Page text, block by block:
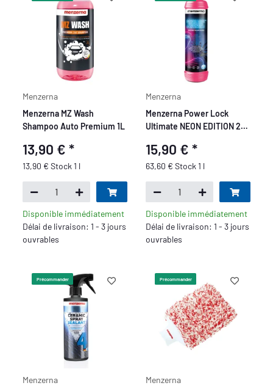
Menzerna
Menzerna MZ Wash
Shampoo Auto Premium 1L
13,90 €*
13,90 € Stock 1 l
Disponible immédiatement
Délai de livraison: 1 - 3 jours
ouvrables
Menzerna
Menzerna Power Lock
Ultimate NEON EDITION 250
15,90 € *
63,60 € Stock 1 l
Disponible immédiatement
Délai de livraison: 1 - 3 jours
ouvrables
Précommander
Menzerna
Précommander
Menzerna